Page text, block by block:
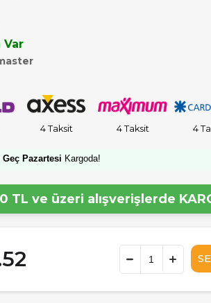
Var
4 Taksit 4 Taksit 4
Geç Pazartesi Kargoda!
TL ve üzeri alışverişlerde